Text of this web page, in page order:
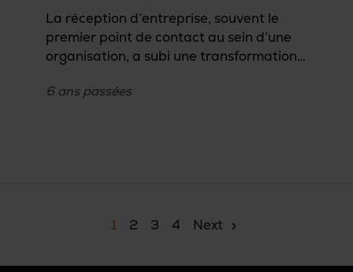
La réception d’entreprise, souvent le
premier point de contact au sein d’une
organisation, a subi une transformation
évolution qui reflète non seulement les
6 ans passées
1 2 3 4 Next